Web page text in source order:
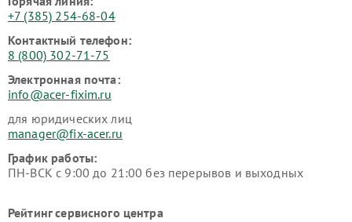
+7 (385) 254-68-04
Контактный телефон:
8 (800) 302-71-75
Электронная почта:
info@acer-fixim.ru
для юридических лиц
manager@fix-acer.ru
График работы:
ПН-ВСК с 9:00 до 21:00 без перерывов и выходных
Рейтинг сервисного центра